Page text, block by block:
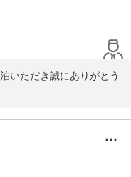
ったとのことですが、次
お酒や、15時からのノン
れば幸いでございます。
とうございました。
いただき誠にありがとう
の方々の笑顔で癒されま
いたしました。
ガニックサラダなど、体